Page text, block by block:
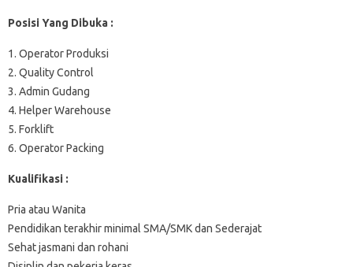
Posisi Yang Dibuka :
1. Operator Produksi
2. Quality Control
3. Admin Gudang
4. Helper Warehouse
5. Forklift
6. Operator Packing
Kualifikasi :
Pria atau Wanita
Pendidikan terakhir minimal SMA/SMK dan Sederajat
Sehat jasmani dan rohani